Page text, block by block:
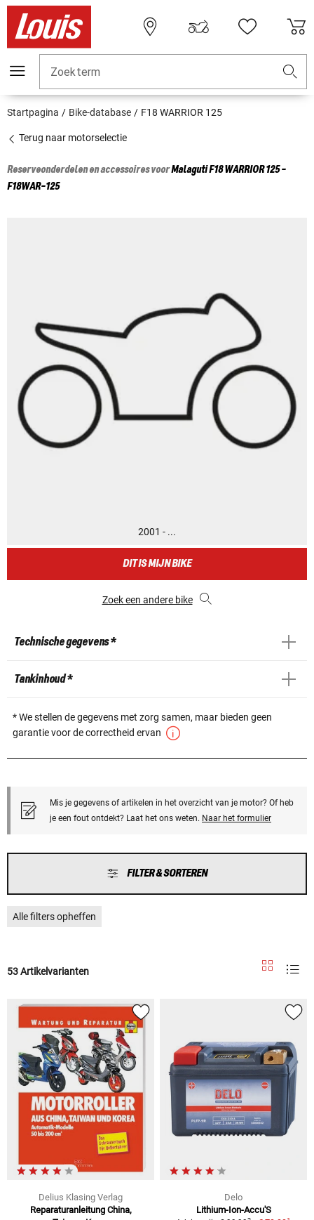
Zoekterm
Startpagina Bike-database F18 WARRIOR 125
Terug naar motorselectie
Reserveonderdelen en accessoires voorMalagutiF18 WARRIOR 125 -
F18WAR-125
2001 - ...
DIT IS MIJN BIKE
Zoek een andere bike
Technische gegevens *
Tankinhoud *
* We stellen de gegevens met zorg samen, maar bieden geen
garantie voor de correctheid ervan
Mis je gegevens of artikelen in het overzicht van je motor? Of heb
je een fout ontdekt? Laat het ons weten. Naar het formulier
FILTER & SORTEREN
Alle filters opheffen
53 Artikelvarianten
Delius Klasing Verlag
Reparaturanleitung China,
Delo
Lithium-Ion-Accu'S